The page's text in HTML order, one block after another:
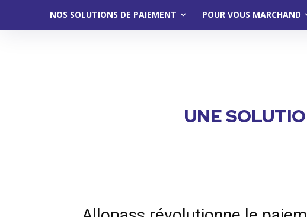
NOS SOLUTIONS DE PAIEMENT POUR VOUS MARCHAND
UNE